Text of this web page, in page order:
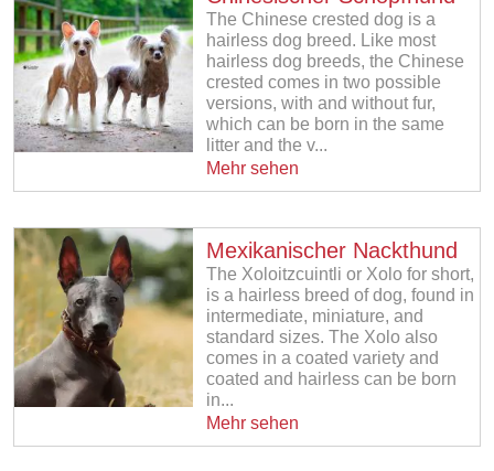
The Chinese crested dog is a
hairless dog breed. Like most
hairless dog breeds, the Chinese
crested comes in two possible
versions, with and without fur,
which can be born in the same
litter and the v...
Mehr sehen
Mexikanischer Nackthund
The Xoloitzcuintli or Xolo for short,
is a hairless breed of dog, found in
intermediate, miniature, and
standard sizes. The Xolo also
comes in a coated variety and
coated and hairless can be born
in...
Mehr sehen